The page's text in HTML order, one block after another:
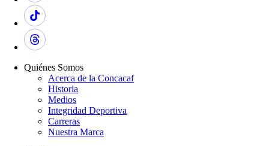
Quiénes Somos
Acerca de la Concacaf
Historia
Medios
Integridad Deportiva
Carreras
Nuestra Marca